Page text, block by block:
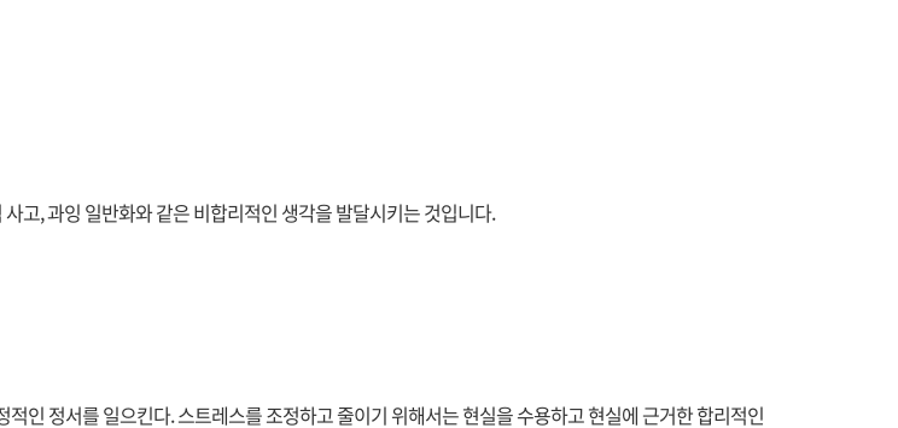
고, 과잉 일반화와 같은 비합리적인 생각을 발달시키는 것입니다.
인 정서를 일으킨다. 스트레스를 조정하고 줄이기 위해서는 현실을 수용하고 현실에 근거한 합리적인